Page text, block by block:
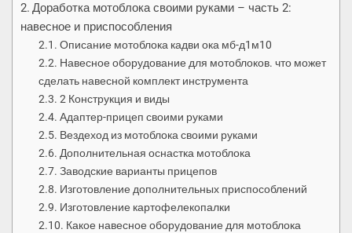
Доработка мотоблока своими руками – часть 2:
навесное и приспособления
Описание мотоблока кадви ока мб-д1м10
Навесное оборудование для мотоблоков. что может
сделать навесной комплект инструмента
2 Конструкция и виды
Адаптер-прицеп своими руками
Вездеход из мотоблока своими руками
Дополнительная оснастка мотоблока
Заводские варианты прицепов
Изготовление дополнительных приспособлений
Изготовление картофелекопалки
Какое навесное оборудование для мотоблока